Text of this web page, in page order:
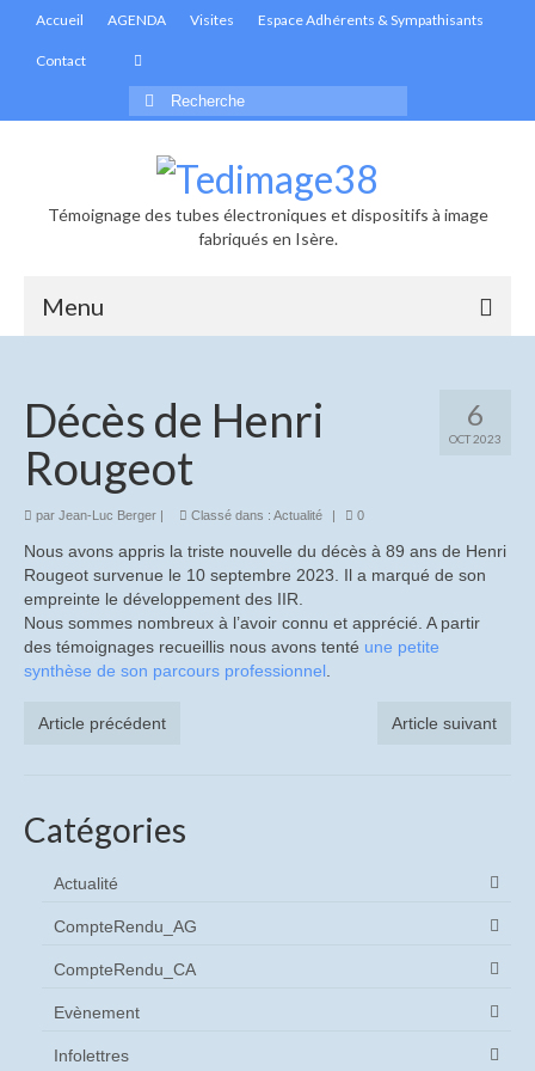
Accueil AGENDA Visites Espace Adhérents & Sympathisants
Contact
Rechercher
:
Témoignage des tubes électroniques et dispositifs à image
fabriqués en Isère.
Menu
Actualités
Informations générales
Les infolettres de Tedimage38
CompteRendu_AG
CompteRendu_CA
Histoire
Historique du site de St Egrève
Diaporamas historiques
Causerie sur le métier de verrier à Thomson-
CSF puis Thales
6
OCT 2023
Décès de Henri
Rougeot
par Jean-Luc Berger | Classé dans : Actualité | 0
Nous avons appris la triste nouvelle du décès à 89 ans de Henri
Rougeot survenue le 10 septembre 2023. Il a marqué de son
empreinte le développement des IIR.
Nous sommes nombreux à l’avoir connu et apprécié. A partir
des témoignages recueillis nous avons tenté une petite
synthèse de son parcours professionnel
Article précédent Article suivant
Catégories
Actualité
CompteRendu_AG
CompteRendu_CA
Evènement
Infolettres